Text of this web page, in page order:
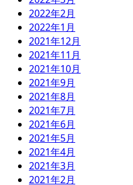
2022年2月
2022年1月
2021年12月
2021年11月
2021年10月
2021年9月
2021年8月
2021年7月
2021年6月
2021年5月
2021年4月
2021年3月
2021年2月